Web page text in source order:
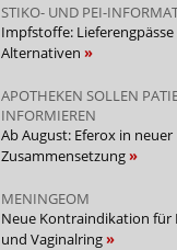
STIKO- UND PEI-
Impfstoffe:
Alternativen
APOTHEKEN SOLLEN
INFORMIEREN
Ab August: Eferox in neuer
Zusammensetzung
MENINGEOM
Neue Kontraindikation für
und Vaginalring